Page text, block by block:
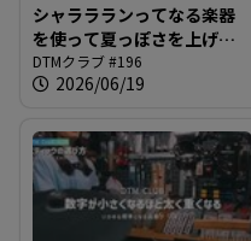
シャララランってなる楽器
を使って夏っぽさを上げて
いこう@DTMクラブ #196
DTMクラブ #196
2026/06/19